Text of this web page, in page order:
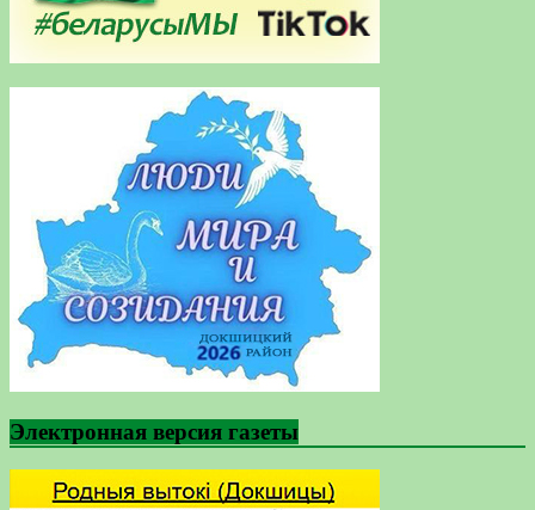
Электронная версия газеты